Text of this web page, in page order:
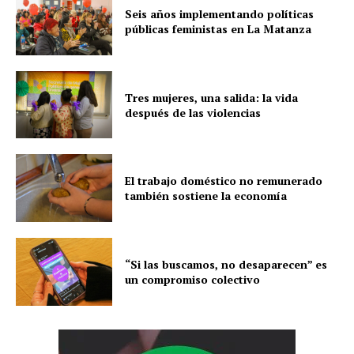
Seis años implementando políticas
públicas feministas en La Matanza
Tres mujeres, una salida: la vida
después de las violencias
El trabajo doméstico no remunerado
también sostiene la economía
“Si las buscamos, no desaparecen” es
un compromiso colectivo